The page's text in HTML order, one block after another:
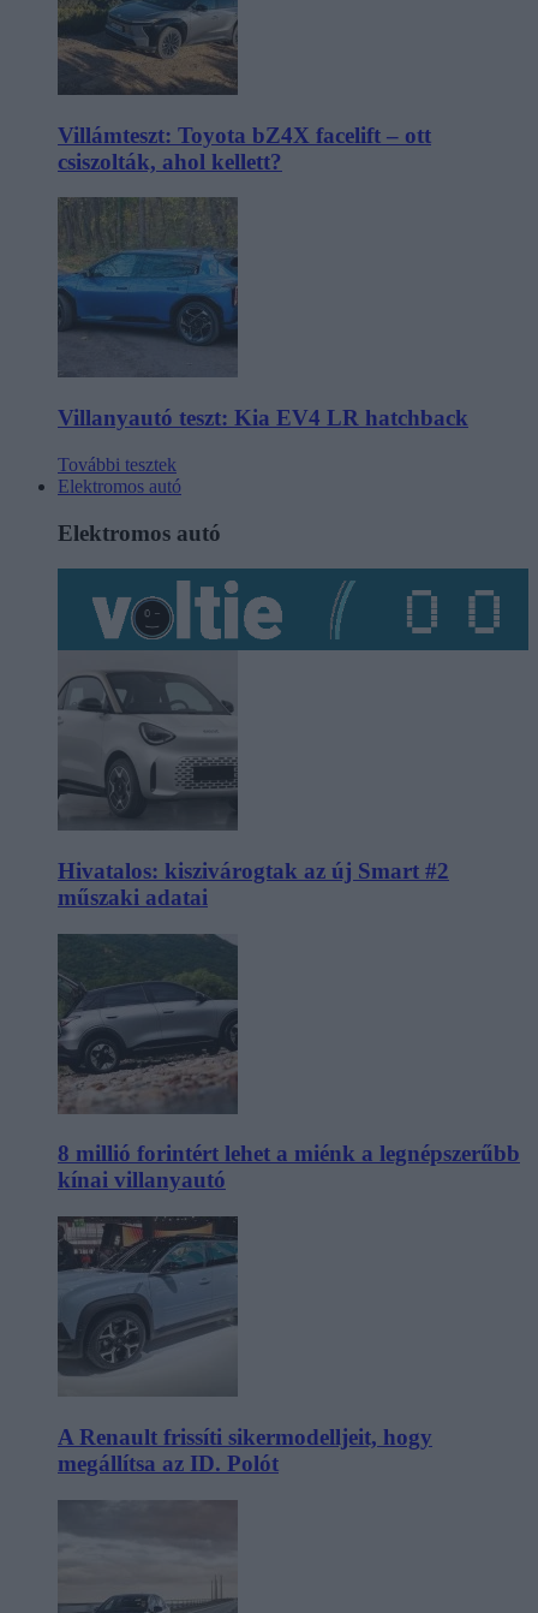
Villámteszt: Toyota bZ4X facelift – ott
csiszolták, ahol kellett?
Villanyautó teszt: Kia EV4 LR hatchback
További tesztek
Elektromos autó
Elektromos autó
Hivatalos: kiszivárogtak az új Smart #2
műszaki adatai
8 millió forintért lehet a miénk a legnépszerűbb
kínai villanyautó
A Renault frissíti sikermodelljeit, hogy
megállítsa az ID. Polót